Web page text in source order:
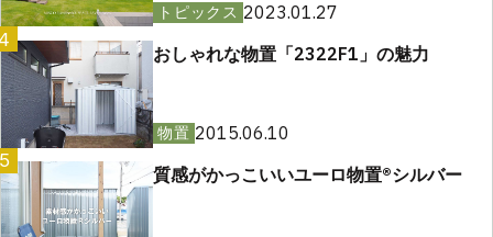
トピックス 2023.01.27
おしゃれな物置「2322F1」の魅力
物置 2015.06.10
質感がかっこいいユーロ物置®︎シルバー